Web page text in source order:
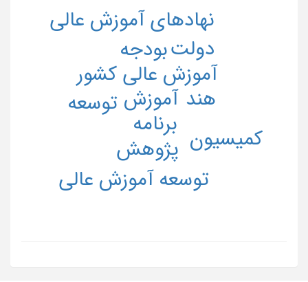
آموزش
آموزش عالی کشور
برنامه
بودجه
پژوهش
توسعه
توسعه آموزش عالی
دولت
نهادهای آموزش عالی
هند
کمیسیون